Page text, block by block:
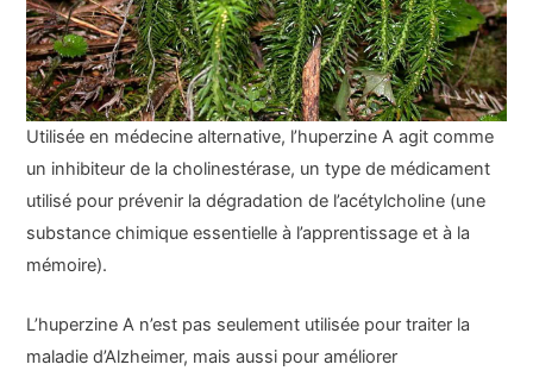
Utilisée en médecine alternative, l’huperzine A agit comme
un inhibiteur de la cholinestérase, un type de médicament
utilisé pour prévenir la dégradation de l’acétylcholine (une
substance chimique essentielle à l’apprentissage et à la
mémoire).
L’huperzine A n’est pas seulement utilisée pour traiter la
maladie d’Alzheimer, mais aussi pour améliorer